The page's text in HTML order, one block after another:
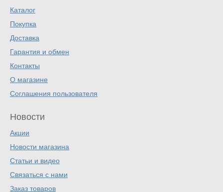
Каталог
Покупка
Доставка
Гарантия и обмен
Контакты
О магазине
Соглашения пользователя
Новости
Акции
Новости магазина
Статьи и видео
Связаться с нами
Заказ товаров